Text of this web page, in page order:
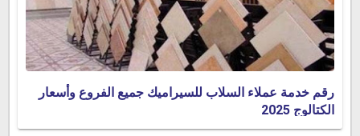
رقم خدمة عملاء السلاب للسيراميك جميع الفروع وأسعار
الكتالوج 2025